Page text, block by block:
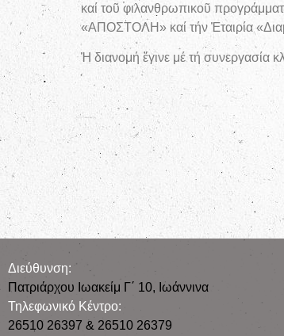
καί τοῦ φιλανθρωπικοῦ
«ΑΠΟΣΤΟΛΗ» καί τήν Ἐταιρία
Ἡ διανομή ἔγινε μέ τή συνεργασία
Διεύθυνση:
Πατριάρχου Ιωακείμ Γ΄ 10, Iωάννινα
Τηλεφωνικό Κέντρο:
26510 26397 & 26510 26379